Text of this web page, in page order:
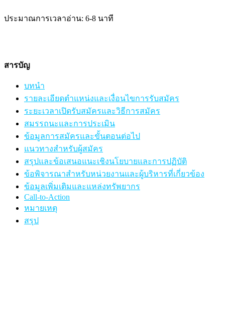
ประมาณการเวลาอ่าน: 6-8 นาที
สารบัญ
บทนำ
รายละเอียดตำแหน่งและเงื่อนไขการรับสมัคร
ระยะเวลาเปิดรับสมัครและวิธีการสมัคร
สมรรถนะและการประเมิน
ข้อมูลการสมัครและขั้นตอนต่อไป
แนวทางสำหรับผู้สมัคร
สรุปและข้อเสนอแนะเชิงนโยบายและการปฏิบัติ
ข้อพิจารณาสำหรับหน่วยงานและผู้บริหารที่เกี่ยวข้อง
ข้อมูลเพิ่มเติมและแหล่งทรัพยากร
Call-to-Action
หมายเหตุ
สรุป